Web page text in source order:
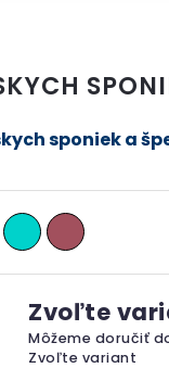
Zvoľte
Môžeme doručiť
Zvoľte variant
sponiek a